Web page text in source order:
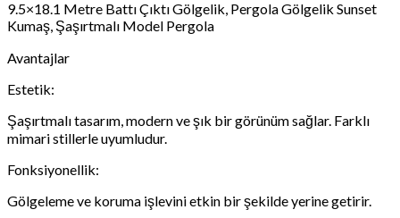
9.5×18.1 Metre Battı Çıktı Gölgelik, Pergola Gölgelik Sunset
Kumaş, Şaşırtmalı Model Pergola
Avantajlar
Estetik:
Şaşırtmalı tasarım, modern ve şık bir görünüm sağlar. Farklı
mimari stillerle uyumludur.
Fonksiyonellik:
Gölgeleme ve koruma işlevini etkin bir şekilde yerine getirir.